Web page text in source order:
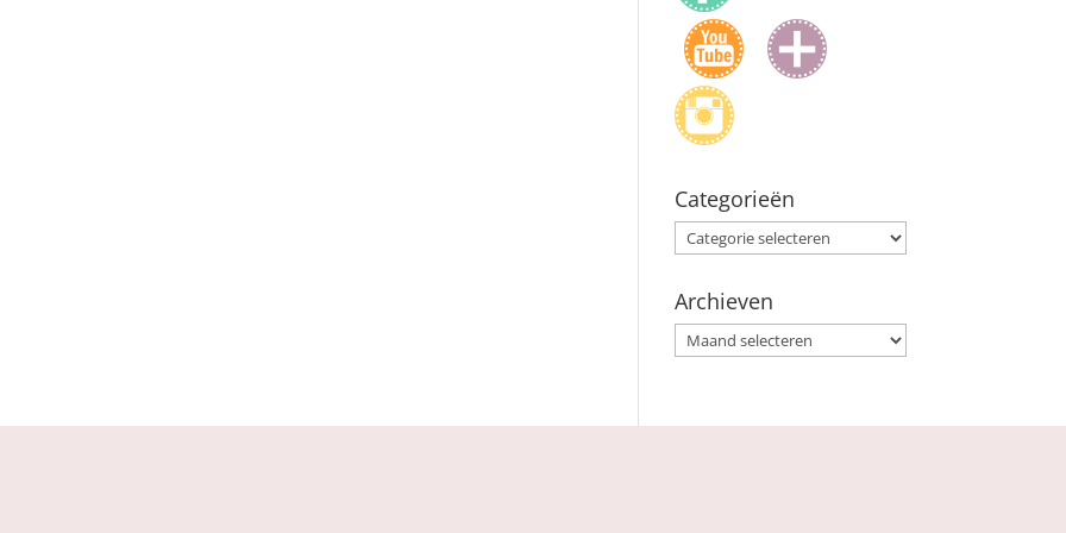
Categorieën
Categorieën
Archieven
Archieven